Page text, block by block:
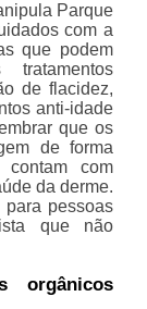
Parque
com a
que podem
de flacidez,
anti-idade
que os
de forma
com
da derme.
para pessoas
que não
orgânicos